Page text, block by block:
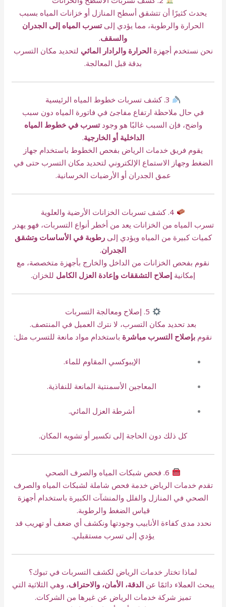
يحدث كثيرًا أن تتشقق أسطح المنازل أو خزانات المياه بسبب
الحرارة والرطوبة، مما يؤدي إلىتسرب المياه إلى الجدران
والسقف.
نحن نستخدم أجهزةالحرارة والرادار المائي لتحديد مكان التسرب
بدقة قبل المعالجة.
في حال ملاحظة ارتفاع مفاجئ في فاتورة المياه دون سبب
واضح، فإن السبب غالبًا هو وجودتسرب في خطوط المياه
الداخلية أو الخارجية.
يقوم فريق خدمات الرياض بفحص الخطوط باستخدام جهاز
الضغط وجهاز الاستماع الإلكتروني لتحديد مكان التسرب حتى في
عمق الجدران أو الأرضيات الخرسانية.
تسرب المياه من الخزانات يعد من أخطر أنواع التسربات، فهو يهدر
كميات كبيرة من المياه ويؤدي إلىرطوبة في الأساسات وتشقق
الجدران.
نقوم بفحص الخزانات من الداخل والخارج بأجهزة متخصصة، مع
إمكانية إصلاح التشققات وإعادة العزل الكامل للخزان.
بعد تحديد مكان التسرب، لا نترك العميل في المنتصف.
نقوم بإصلاح التسرب مباشرة باستخدام مواد مانعة للتسرب مثل:
الإيبوكسي المقاوم للماء.
المعاجين الأسمنتية المانعة للنفاذية.
أشرطة العزل المائي.
كل ذلك دون الحاجة إلى تكسير أو تشويه المكان.
تقدم خدمات الرياض خدمة فحص شاملة لشبكات المياه والصرف
الصحي في المنازل والفلل والمنشآت الكبيرة باستخدام أجهزة
قياس الضغط والرطوبة.
نحدد مدى كفاءة الأنابيب وجودتها ونكشف أي ضعف أو تهريب قد
يؤدي إلى تسرب مستقبلي.
لماذا تختار خدمات الرياض لكشف التسربات في تبوك؟
يبحث العملاء دائمًا عنالدقة، الأمان، والاحتراف، وهي الثلاثية التي
تميز شركة خدمات الرياض عن غيرها من الشركات.